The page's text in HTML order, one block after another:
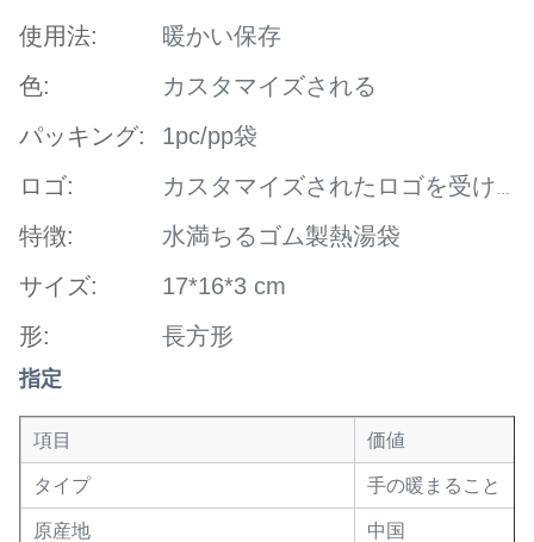
使用法:
暖かい保存
色:
カスタマイズされる
パッキング:
1pc/pp袋
ロゴ:
カスタマイズされたロゴを受け入れなさい
特徴:
水満ちるゴム製熱湯袋
サイズ:
17*16*3 cm
形:
長方形
指定
項目 価値
タイプ 手の暖まること
原産地 中国